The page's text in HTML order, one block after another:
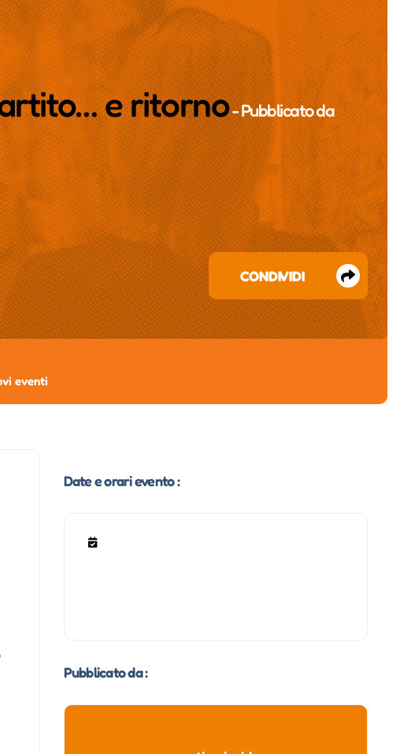
e ritorno- Pubblicato da
CONDIVIDI
eventi
Date e orari evento :
Pubblicato da :